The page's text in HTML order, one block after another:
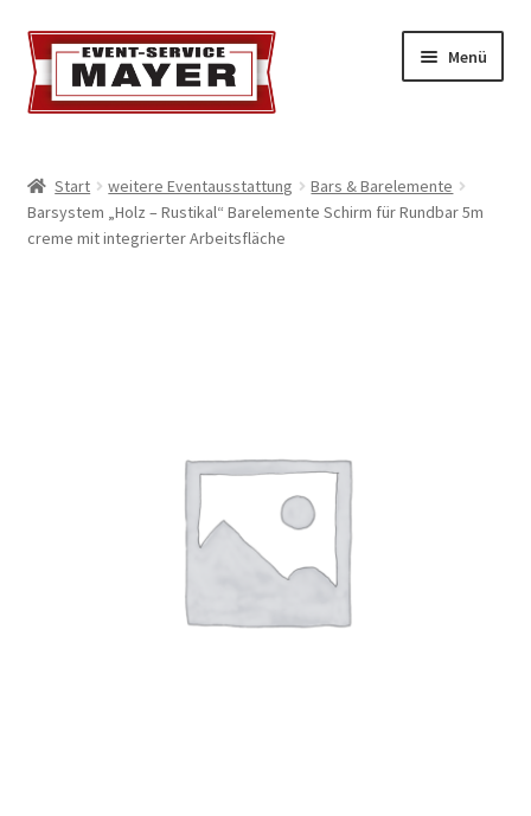
Menü
Event-Service
Geschäftsbedingungen
Start weitere Eventausstattung
Bars & Barelemente
Barsystem „Holz – Rustikal“ Barelemente Schirm für Rundbar 5m
creme mit integrierter Arbeitsfläche